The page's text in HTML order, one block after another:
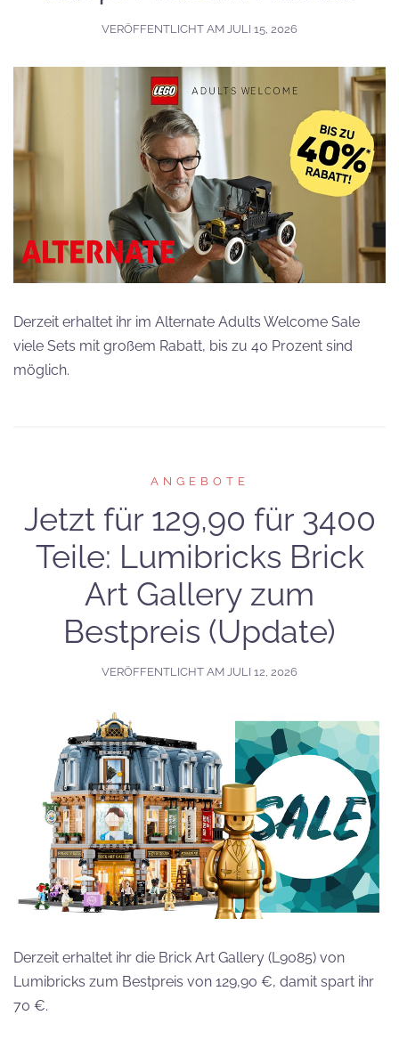
VERÖFFENTLICHT AM JULI 15, 2026
Derzeit erhaltet ihr im Alternate Adults Welcome Sale
viele Sets mit großem Rabatt, bis zu 40 Prozent sind
möglich.
ANGEBOTE
Jetzt für 129,90 für 3400
Teile: Lumibricks Brick
Art Gallery zum
Bestpreis (Update)
VERÖFFENTLICHT AM JULI 12, 2026
Derzeit erhaltet ihr die Brick Art Gallery (L9085) von
Lumibricks zum Bestpreis von 129,90 €, damit spart ihr
70 €.